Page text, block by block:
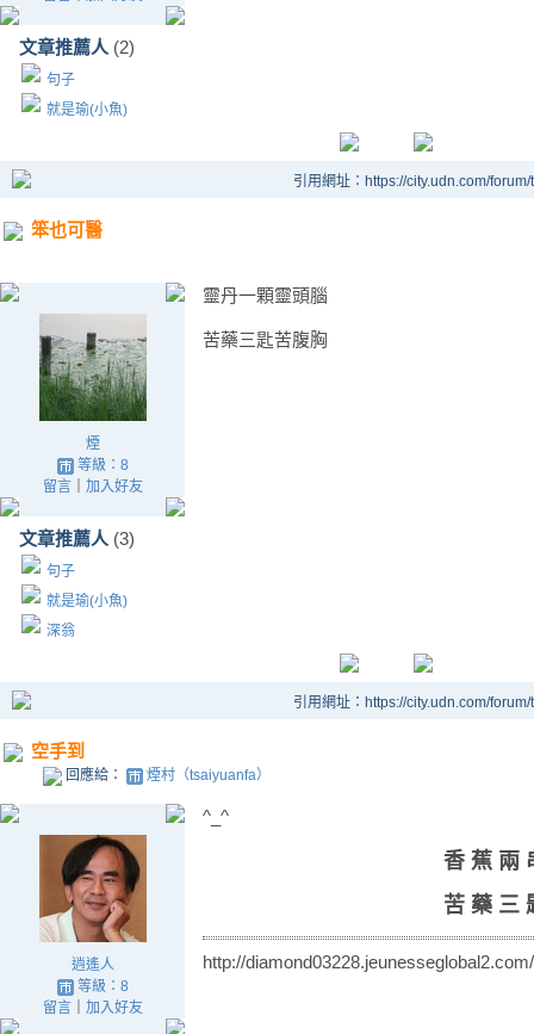
文章推薦人 (2)
句子
就是瑜(小魚)
引用網址：https://city.udn.com/
笨也可醫
煙
等級：8
留言｜ 加入好友
文章推薦人 (3)
句子
就是瑜(小魚)
深翁
靈丹一顆靈頭腦
苦藥三匙苦腹胸
引用網址：https://city.udn.com/
空手到
回應給： 煙村（tsaiyuanfa）
逍遙人
等級：8
留言｜ 加入好友
^_^
香 蕉 兩
苦 藥 三
http://